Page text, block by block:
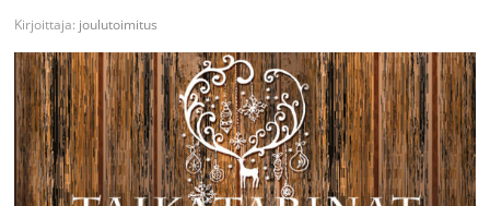
Kirjoittaja: joulutoimitus